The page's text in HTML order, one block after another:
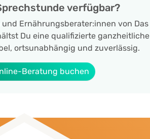
verfügbar?
Ernährungsberater:innen von Das
Du eine qualifizierte ganzheitliche
ortsunabhängig und zuverlässig.
Beratung buchen